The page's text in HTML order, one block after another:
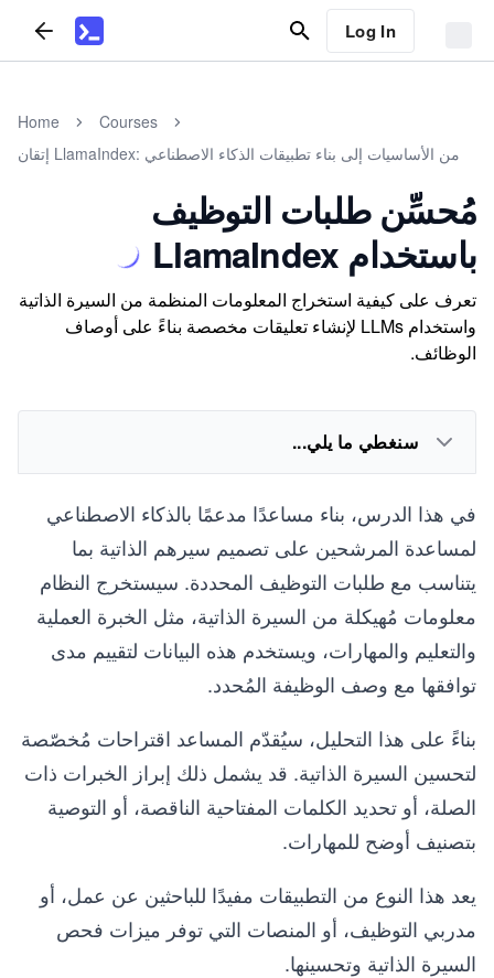
Log In
Home
Courses
إتقان LlamaIndex: من الأساسيات إلى بناء تطبيقات الذكاء الاصطناعي
مُحسِّن طلبات التوظيف
باستخدام LlamaIndex
تعرف على كيفية استخراج المعلومات المنظمة من السيرة الذاتية
واستخدام LLMs لإنشاء تعليقات مخصصة بناءً على أوصاف
الوظائف.
سنغطي ما يلي...
في هذا الدرس، بناء مساعدًا مدعمًا بالذكاء الاصطناعي
لمساعدة المرشحين على تصميم سيرهم الذاتية بما
يتناسب مع طلبات التوظيف المحددة. سيستخرج النظام
معلومات مُهيكلة من السيرة الذاتية، مثل الخبرة العملية
والتعليم والمهارات، ويستخدم هذه البيانات لتقييم مدى
توافقها مع وصف الوظيفة المُحدد.
بناءً على هذا التحليل، سيُقدّم المساعد اقتراحات مُخصّصة
لتحسين السيرة الذاتية. قد يشمل ذلك إبراز الخبرات ذات
الصلة، أو تحديد الكلمات المفتاحية الناقصة، أو التوصية
بتصنيف أوضح للمهارات.
يعد هذا النوع من التطبيقات مفيدًا للباحثين عن عمل، أو
مدربي التوظيف، أو المنصات التي توفر ميزات فحص
السيرة الذاتية وتحسينها.